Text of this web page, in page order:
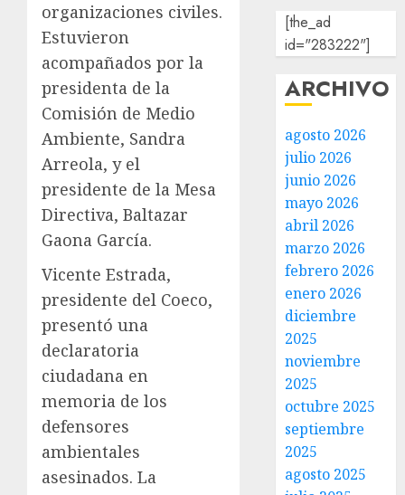
organizaciones civiles.
Estuvieron
acompañados por la
presidenta de la
Comisión de Medio
Ambiente, Sandra
Arreola, y el
presidente de la Mesa
Directiva, Baltazar
Gaona García.
Vicente Estrada,
presidente del Coeco,
presentó una
declaratoria
ciudadana en
memoria de los
defensores
ambientales
asesinados. La
[the_ad
id="283222"]
ARCHIVO
agosto 2026
julio 2026
junio 2026
mayo 2026
abril 2026
marzo 2026
febrero 2026
enero 2026
diciembre
2025
noviembre
2025
octubre 2025
septiembre
2025
agosto 2025